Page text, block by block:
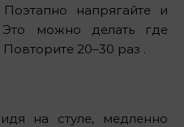
Поэтапно напрягайте и
Это можно делать где
20–30 раз .
на стуле, медленно